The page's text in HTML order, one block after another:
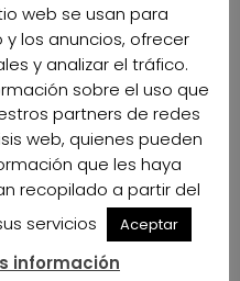
web se usan para
los anuncios, ofrecer
y analizar el tráfico.
sobre el uso que
partners de redes
web, quienes pueden
que les haya
recopilado a partir del
servicios
Aceptar
información